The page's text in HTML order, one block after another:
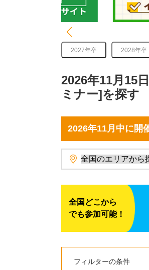
2027年卒 2028年卒
2026年11月15
ミナー]を探す
2026年11月中に開
全国どこから
でも参加可能！
フィルターの条件